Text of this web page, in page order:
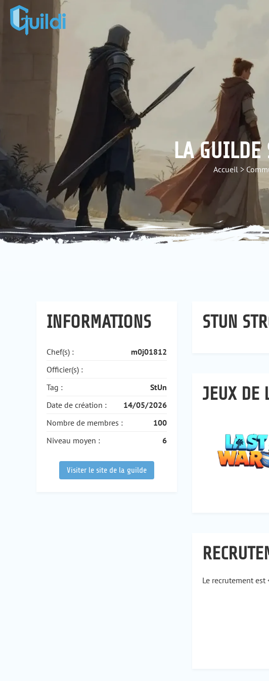
LA GUILDE
Accueil >
INFORMATIONS
Chef(s) :
m0j01812
Officier(s) :
Tag :
StUn
Date de création :
14/05/2026
Nombre de membres :
100
Niveau moyen :
6
Visiter le site de la guilde
STUN
JEUX DE
Le recrutement est